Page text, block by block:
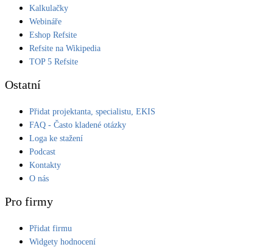
Kalkulačky
Webináře
Eshop Refsite
Refsite na Wikipedia
TOP 5 Refsite
Ostatní
Přidat projektanta, specialistu, EKIS
FAQ - Často kladené otázky
Loga ke stažení
Podcast
Kontakty
O nás
Pro firmy
Přidat firmu
Widgety hodnocení